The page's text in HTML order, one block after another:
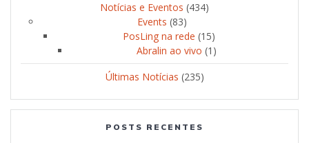
Notícias e Eventos (434)
Events (83)
PosLing na rede (15)
Abralin ao vivo (1)
Últimas Notícias (235)
POSTS RECENTES